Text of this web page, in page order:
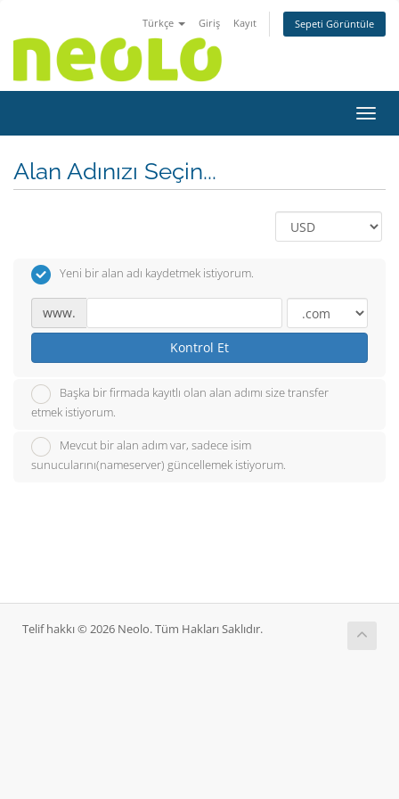
Türkçe Giriş Kayıt Sepeti Görüntüle
Alan Adınızı Seçin...
Yeni bir alan adı kaydetmek istiyorum.
www.
Kontrol Et
Başka bir firmada kayıtlı olan alan adımı size transfer
etmek istiyorum.
Mevcut bir alan adım var, sadece isim
sunucularını(nameserver) güncellemek istiyorum.
Telif hakkı © 2026 Neolo. Tüm Hakları Saklıdır.